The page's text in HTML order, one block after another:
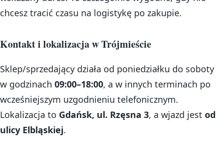
chcesz tracić czasu na logistykę po zakupie.
Kontakt i lokalizacja w Trójmieście
Sklep/sprzedający działa od poniedziałku do soboty
w godzinach 09:00–18:00, a w innych terminach po
wcześniejszym uzgodnieniu telefonicznym.
Lokalizacja to Gdańsk, ul. Rzęsna 3, a wjazd jest od
ulicy Elbląskiej.